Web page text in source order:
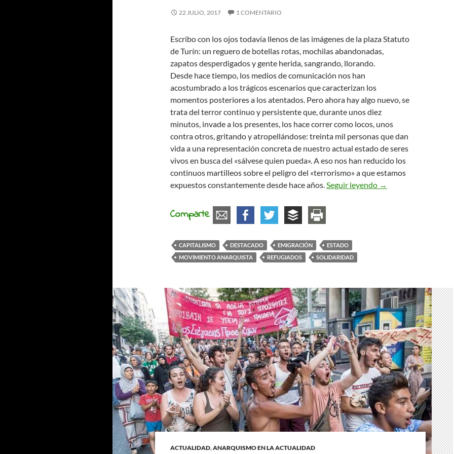
22 JULIO, 2017 1 COMENTARIO
Escribo con los ojos todavía llenos de las imágenes de la plaza Statuto
de Turín: un reguero de botellas rotas, mochilas abandonadas,
zapatos desperdigados y gente herida, sangrando, llorando.
Desde hace tiempo, los medios de comunicación nos han
acostumbrado a los trágicos escenarios que caracterizan los
momentos posteriores a los atentados. Pero ahora hay algo nuevo, se
trata del terror continuo y persistente que, durante unos diez
minutos, invade a los presentes, los hace correr como locos, unos
contra otros, gritando y atropellándose: treinta mil personas que dan
vida a una representación concreta de nuestro actual estado de seres
vivos en busca del «sálvese quien pueda». A eso nos han reducido los
continuos martilleos sobre el peligro del «terrorismo» a que estamos
expuestos constantemente desde hace años.Seguir leyendo Una brújula en el caos
→
Comparte
CAPITALISMO DESTACADO EMIGRACIÓN
ESTADO
MOVIMIENTO ANARQUISTA
REFUGIADOS SOLIDARIDAD
ACTUALIDAD,ANARQUISMO EN LA ACTUALIDAD